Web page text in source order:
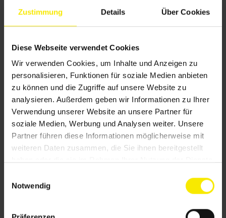
Zustimmung Details Über Cookies
Diese Webseite verwendet Cookies
Wir verwenden Cookies, um Inhalte und Anzeigen zu
personalisieren, Funktionen für soziale Medien anbieten
zu können und die Zugriffe auf unsere Website zu
analysieren. Außerdem geben wir Informationen zu Ihrer
Verwendung unserer Website an unsere Partner für
soziale Medien, Werbung und Analysen weiter. Unsere
Partner führen diese Informationen möglicherweise mit
weiteren Daten zusammen, die Sie ihnen bereitgestellt
Notwendig
und integriert sich optimal in die Architektur.
Für Rollläden und Fenster-Markisen
nach oben gezogen und der Rettungsweg ist
freigelegt.
Sie sind auf der Suche nach einer optimalen
Lösung im Notfall? Kommen Sie gerne auf uns zu,
um die Sicherheit Ihres Gebäudes zu verbessern.